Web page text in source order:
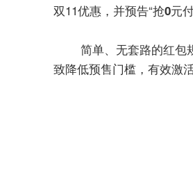
双11优惠，并预告“抢0元
简单、无套路的红包
致降低预售门槛，有效激